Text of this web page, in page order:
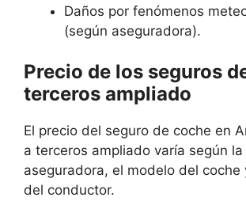
Daños por fenómenos
(según aseguradora).
Precio de los seguros
terceros ampliado
El precio del seguro de coche en
a terceros ampliado varía según la
aseguradora, el modelo del coche
del conductor.